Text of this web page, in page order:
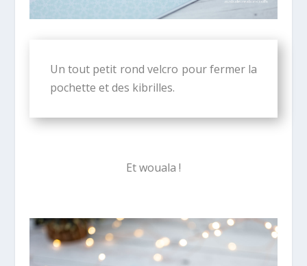
Un tout petit rond velcro pour fermer la
pochette et des kibrilles.
Et wouala !